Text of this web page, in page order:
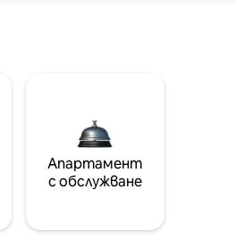
Апартамент
с обслужване